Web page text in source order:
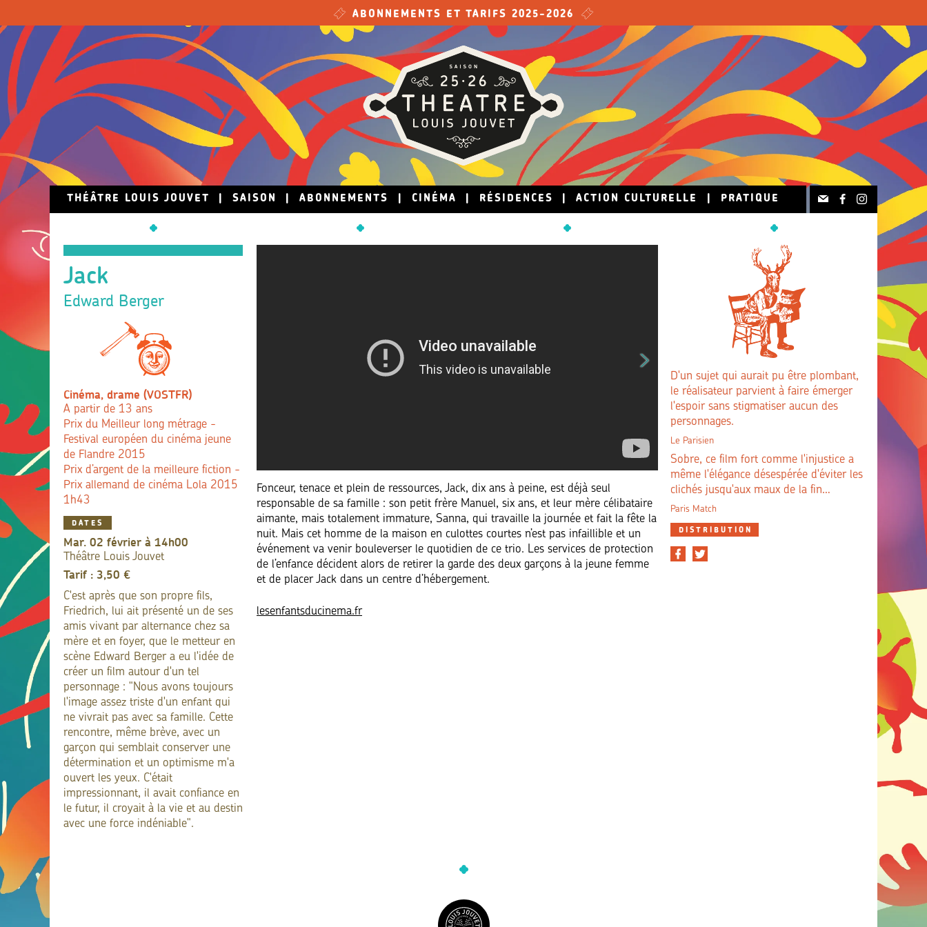
ABONNEMENTS ET TARIFS 2025-2026
THÉÂTRE LOUIS JOUVET SAISON ABONNEMENTS CINÉMA RÉSIDENCES ACTION CULTURELLE PRATIQUE
Jack
Edward Berger
Cinéma, drame (VOSTFR)
A partir de 13 ans
Prix du Meilleur long métrage -
Festival européen du cinéma jeune
de Flandre 2015
Prix d’argent de la meilleure fiction -
Prix allemand de cinéma Lola 2015
1h43
DATES
mar. 02 février à 14h00
Théâtre Louis Jouvet
Tarif : 3,50 €
C'est après que son propre fils,
Friedrich, lui ait présenté un de ses
amis vivant par alternance chez sa
mère et en foyer, que le metteur en
scène Edward Berger a eu l'idée de
créer un film autour d'un tel
personnage : "Nous avons toujours
l'image assez triste d'un enfant qui
ne vivrait pas avec sa famille. Cette
rencontre, même brève, avec un
garçon qui semblait conserver une
détermination et un optimisme m'a
ouvert les yeux. C'était
impressionnant, il avait confiance en
le futur, il croyait à la vie et au destin
avec une force indéniable".
Fonceur, tenace et plein de ressources, Jack, dix ans à peine, est déjà seul
responsable de sa famille : son petit frère Manuel, six ans, et leur mère célibataire
aimante, mais totalement immature, Sanna, qui travaille la journée et fait la fête la
nuit. Mais cet homme de la maison en culottes courtes n’est pas infaillible et un
événement va venir bouleverser le quotidien de ce trio. Les services de protection
de l’enfance décident alors de retirer la garde des deux garçons à la jeune femme
et de placer Jack dans un centre d’hébergement.
lesenfantsducinema.fr
D'un sujet qui aurait pu être plombant,
le réalisateur parvient à faire émerger
l'espoir sans stigmatiser aucun des
personnages.
Le Parisien
Sobre, ce film fort comme l'injustice a
même l'élégance désespérée d'éviter les
clichés jusqu'aux maux de la fin…
Paris Match
DISTRIBUTION